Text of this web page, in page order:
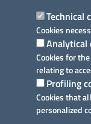
Technical
Cookies
Analytical
Cookies for
relating to
Profiling
Cookies that
personalized
Dichiarazione di
Note legali
Domande frequenti
Richiesta